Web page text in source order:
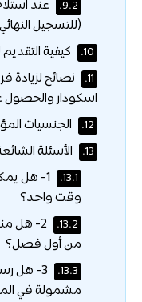
9.2.
عند
(للتسجيل
10. كيفية
11.
نصائح
اسكودار
12. الجنسيات
13. الأسئلة
13.1.
1- هل
وقت واحد؟
13.2.
2- هل
من أول فصل؟
13.3.
3- هل
مشمولة في